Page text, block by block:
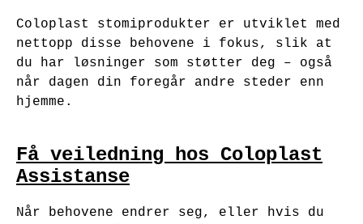
Coloplast stomiprodukter er utviklet med
nettopp disse behovene i fokus, slik at
du har løsninger som støtter deg – også
når dagen din foregår andre steder enn
hjemme.
Få veiledning hos Coloplast
Assistanse
Når behovene endrer seg, eller hvis du